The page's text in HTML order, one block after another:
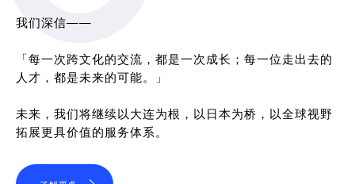
我们深信——
「每一次跨文化的交流，都是一次成长；每一位走出去的
人才，都是未来的可能。」
未来，我们将继续以大连为根，以日本为桥，以全球视野
拓展更具价值的服务体系。